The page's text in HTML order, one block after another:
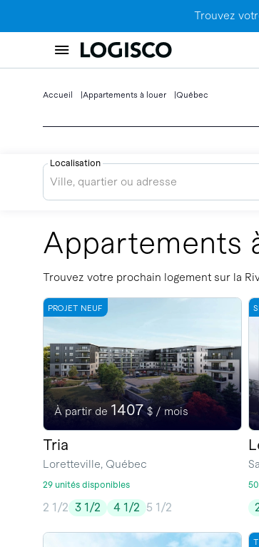
Trouvez
Accueil Appartements à louer Québec
Localisation
Ville, quartier ou adresse
Appartements
Trouvez votre prochain logement sur la
PROJET NEUF
À partir de 1407$ / mois
Tria
Loretteville, Québec
29 unités disponibles
2 1/2 3 1/2 4 1/2 5 1/2